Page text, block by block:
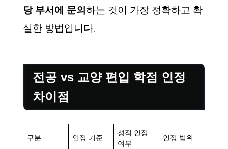
당 부서에 문의하는 것이 가장 정확하고 확
실한 방법입니다.
전공 vs 교양 편입 학점 인정
차이점
구분 인정 기준
성적 인정
여부
인정 범위